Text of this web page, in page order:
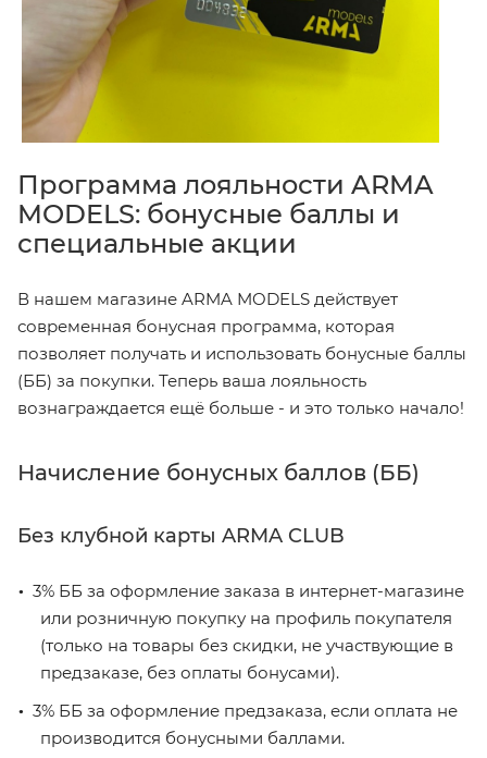
Программа лояльности ARMA
MODELS: бонусные баллы и
специальные акции
В нашем магазине ARMA MODELS действует
современная бонусная программа, которая
позволяет получать и использовать бонусные баллы
(ББ) за покупки. Теперь ваша лояльность
вознаграждается ещё больше - и это только начало!
Начисление бонусных баллов (ББ)
Без клубной карты ARMA CLUB
3% ББ за оформление заказа в интернет-магазине
или розничную покупку на профиль покупателя
(только на товары без скидки, не участвующие в
предзаказе, без оплаты бонусами).
3% ББ за оформление предзаказа, если оплата не
производится бонусными баллами.